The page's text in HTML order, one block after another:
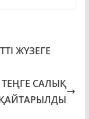
ЖҮЗЕГЕ
САЛЫҚ